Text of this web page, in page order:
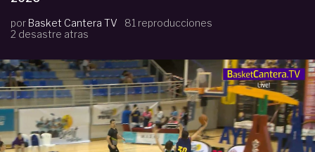
por Basket Cantera TV
81 reproducciones
2 desastre atras